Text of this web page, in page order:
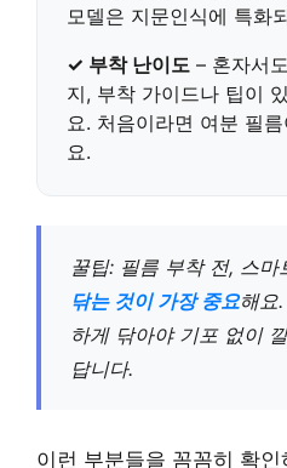
모델은 지문인식에 특화
✓ 부착 난이도 – 혼자서
지, 부착 가이드나 팁이
요. 처음이라면 여분 필름
요.
꿀팁: 필름 부착 전, 스마
닦는 것이 가장 중요해요
하게 닦아야 기포 없이
답니다.
이런 부분들을 꼼꼼히 확